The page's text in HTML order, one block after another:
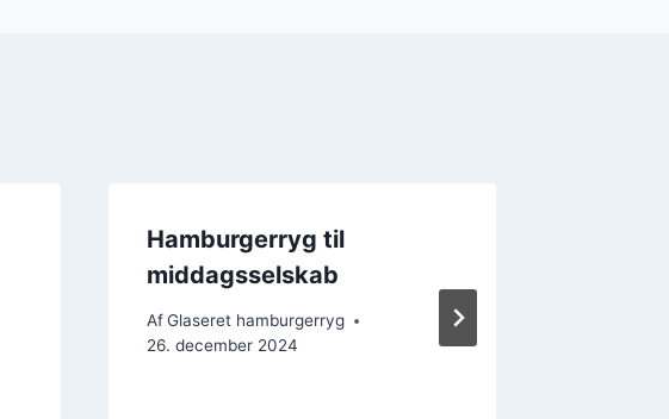
Hamburgerryg til
middagsselskab
Af Glaseret hamburgerryg
26. december 2024